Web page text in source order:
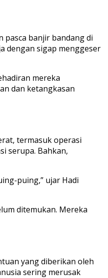
pasca banjir bandang di
dengan sigap menggeser
mereka
dan ketangkasan
termasuk operasi
serupa. Bahkan,
puing,” ujar Hadi
ditemukan. Mereka
yang diberikan oleh
sering merusak